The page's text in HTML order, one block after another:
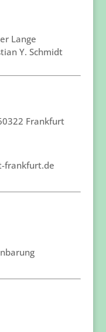
Lange
Y. Schmidt
Frankfurt
frankfurt.de